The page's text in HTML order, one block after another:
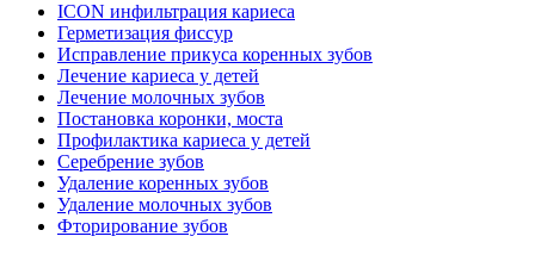
ICON инфильтрация кариеса
Герметизация фиссур
Исправление прикуса коренных зубов
Лечение кариеса у детей
Лечение молочных зубов
Постановка коронки, моста
Профилактика кариеса у детей
Серебрение зубов
Удаление коренных зубов
Удаление молочных зубов
Фторирование зубов